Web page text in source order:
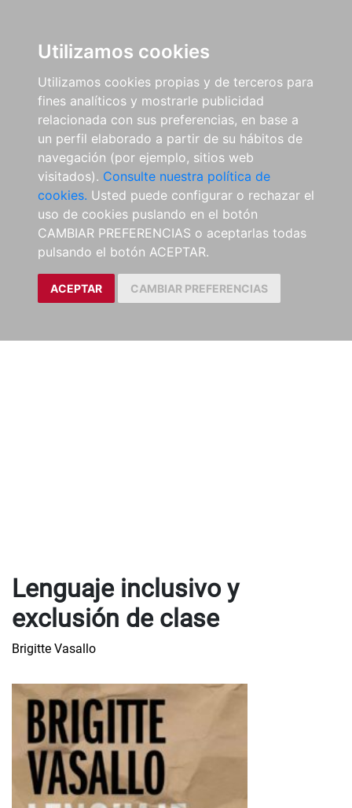
Utilizamos cookies
Utilizamos cookies propias y de terceros para
fines analíticos y mostrarle publicidad
relacionada con sus preferencias, en base a
un perfil elaborado a partir de su hábitos de
navegación (por ejemplo, sitios web
visitados). Consulte nuestra política de
cookies. Usted puede configurar o rechazar el
uso de cookies puslando en el botón
CAMBIAR PREFERENCIAS o aceptarlas todas
pulsando el botón ACEPTAR.
ACEPTAR CAMBIAR PREFERENCIAS
Lenguaje inclusivo y
exclusión de clase
Brigitte Vasallo